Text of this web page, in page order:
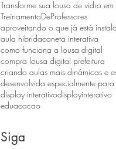
TreinamentoDeProfessores
aula hibridacaneta interativa
como funciona a lousa digital
compra lousa digital prefeitura
display interativodisplayinterativo
eduacacao
Siga